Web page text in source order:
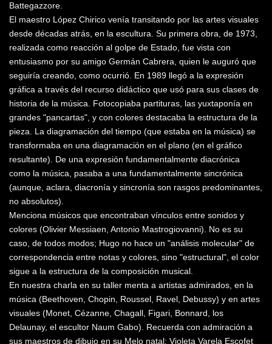
Battegazzore.
El maestro López Chirico venía transitando por las artes visuales
desde décadas atrás, en la escultura. Su primera obra, de 1973,
realizada como reacción al golpe de Estado, fue vista con
entusiasmo por su amigo Germán Cabrera, quien le auguró que
seguiría creando, como ocurrió. En 1989 llegó a la expresión
gráfica a través del recurso didáctico que usó para sus clases de
historia de la música. Fotocopiaba partituras, las yuxtaponía en
grandes "pancartas", y con colores destacaba la estructura de la
pieza. La diagramación del tiempo (que estaba en la música) se
transformaba en una diagramación en el plano (en el gráfico
resultante). De una expresión fundamentalmente diacrónica
como la música, pasaba a una fundamentalmente sincrónica
(aunque, aclara, diacronía y sincronía son rasgos predominantes,
no absolutos).
Menciona músicos que encontraban vínculos entre sonidos y
colores (Olivier Messiaen, Antonio Mastrogiovanni). No es su
caso, de todos modos; Hugo no hace un "análisis molecular" de
correspondencia entre notas y colores, sino "estructural", el color
sigue a la estructura de la composición musical.
En nuestra charla en su taller menta a artistas admirados, en la
música (Beethoven, Chopin, Roussel, Ravel, Debussy) y en artes
visuales (Monet, Cézanne, Chagall, Figari, Bonnard, los
Delaunay, el escultor Naum Gabo). Recuerda con admiración a
sus maestros de dibujo en su Melo natal: Violeta Varela Escofet